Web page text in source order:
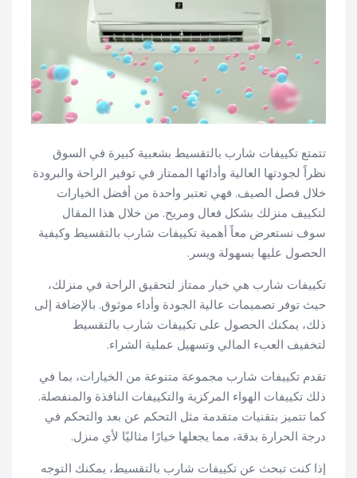
تتمتع تكييفات شارب بالتقسيط بشعبية كبيرة في السوق
نظراً لجودتها العالية وأدائها الممتاز في توفير الراحة والبرودة
خلال فصل الصيف. فهي تعتبر واحدة من أفضل الخيارات
لتكييف منزلك بشكل فعال ومريح. من خلال هذا المقال
سوف نستعرض معاً أهمية تكييفات شارب بالتقسيط وكيفية
الحصول عليها بسهولة ويسر.
تكييفات شارب هي خيار ممتاز لتحقيق الراحة في منزلك،
حيث توفر تصميمات عالية الجودة وأداء موثوق. بالإضافة إلى
ذلك، يمكنك الحصول على تكييفات شارب بالتقسيط
لتخفيف العبء المالي وتسهيل عملية الشراء.
تقدم تكييفات شارب مجموعة متنوعة من الخيارات، بما في
ذلك تكييفات الهواء المركزية والتكييفات النافذة والمنفصلة.
كما تتميز بتقنيات متقدمة مثل التحكم عن بعد والتحكم في
درجة الحرارة بدقة، مما يجعلها خيارًا مثاليًا لأي منزل.
إذا كنت تبحث عن تكييفات شارب بالتقسيط، يمكنك التوجه